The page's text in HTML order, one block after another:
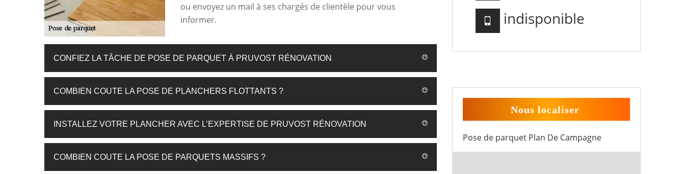
ou envoyez un mail à ses chargés de clientèle pour vous
informer.
CONFIEZ LA TÂCHE DE POSE DE PARQUET À PRUVOST RÉNOVATION
COMBIEN COUTE LA POSE DE PLANCHERS FLOTTANTS ?
INSTALLEZ VOTRE PLANCHER AVEC L’EXPERTISE DE PRUVOST RÉNOVATION
COMBIEN COUTE LA POSE DE PARQUETS MASSIFS ?
indisponible
Nous localiser
Pose de parquet Plan De Campagne